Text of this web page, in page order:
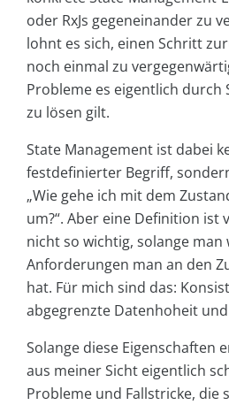
oder RxJs gegeneinander zu
lohnt es sich, einen Schritt
noch einmal zu
Probleme es eigentlich durch
zu lösen gilt.
State Management ist dabei
festdefinierter Begriff,
„Wie gehe ich mit dem
um?“. Aber eine Definition ist
nicht so wichtig, solange man
Anforderungen man an den
hat. Für mich sind das:
abgegrenzte Datenhoheit
Solange diese Eigenschaften
aus meiner Sicht eigentlich
Probleme und Fallstricke, die